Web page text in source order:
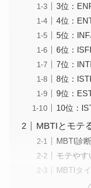
3位：
4位：
5位：
6位：
7位：
8位：
9位：
10位：
MBTIとモテ
MBTI診
モテやす
MBTIタ